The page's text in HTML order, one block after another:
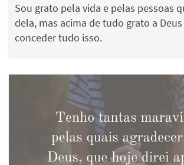
Sou grato pela vida e pelas pessoas
dela, mas acima de tudo grato a
conceder tudo isso.